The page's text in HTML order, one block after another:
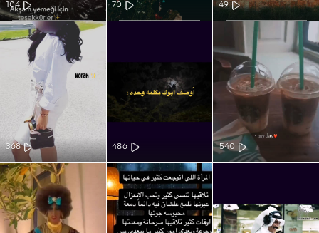
49
70
104
540
486
368